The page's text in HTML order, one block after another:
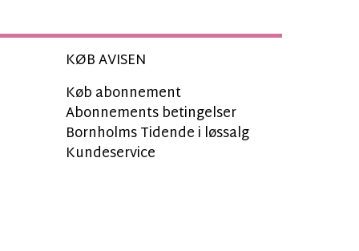
KØB AVISEN
Køb abonnement
Abonnements betingelser
Bornholms Tidende i løssalg
Kundeservice